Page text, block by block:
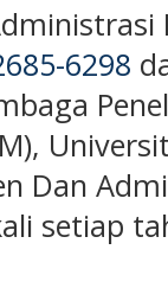
6298
Dan
setiap